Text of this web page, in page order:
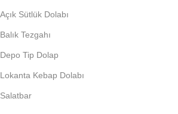
Açık Sütlük Dolabı
Balık Tezgahı
Depo Tip Dolap
Lokanta Kebap Dolabı
Salatbar